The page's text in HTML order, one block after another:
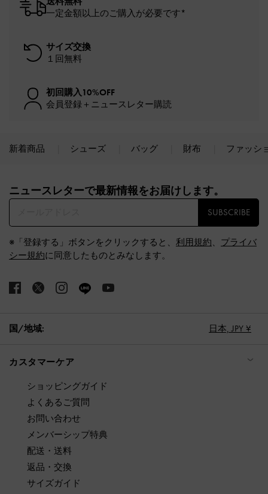
一定金額以上のご購入が必要です*
サイズ交換
１回無料
初回購入10%OFF
会員登録＋ニュースレター購読
新着商品 シューズ バッグ 財布 ファッシ
ニュースレターで最新情報をお届けします。​
SUBSCRIBE
※「登録する」ボタンをクリックすると、 利用規約、 プライバ
シー規約に同意したものとみなします。
国/地域: 日本, JPY ¥
カスタマーケア
ショッピングガイド
よくあるご質問
お問い合わせ
メンバーシップ特典
配送・送料
返品・交換
サイズガイド